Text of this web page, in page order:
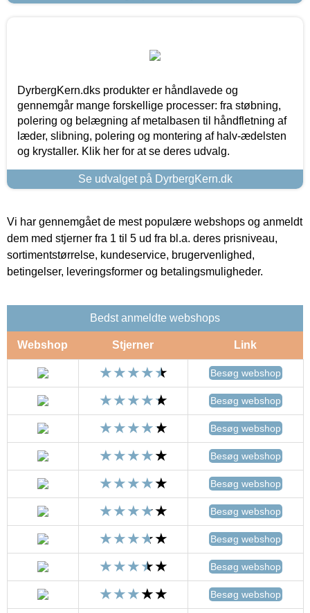
DyrbergKern.dks produkter er håndlavede og
gennemgår mange forskellige processer: fra støbning,
polering og belægning af metalbasen til håndfletning af
læder, slibning, polering og montering af halv-ædelsten
og krystaller. Klik her for at se deres udvalg.
Se udvalget på DyrbergKern.dk
Vi har gennemgået de mest populære webshops og anmeldt
dem med stjerner fra 1 til 5 ud fra bl.a. deres prisniveau,
sortimentstørrelse, kundeservice, brugervenlighed,
betingelser, leveringsformer og betalingsmuligheder.
Bedst anmeldte webshops
Webshop Stjerner Link
Besøg webshop
Besøg webshop
Besøg webshop
Besøg webshop
Besøg webshop
Besøg webshop
Besøg webshop
Besøg webshop
Besøg webshop